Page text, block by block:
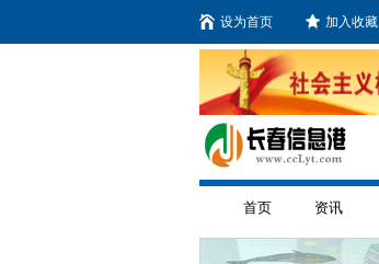
设为首页 加入收藏
首页 资讯